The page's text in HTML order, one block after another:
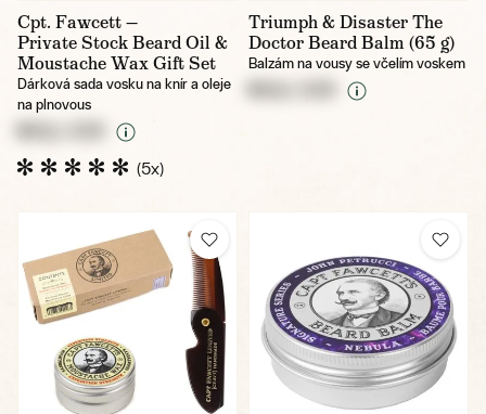
Cpt. Fawcett —
Private Stock Beard Oil &
Moustache Wax Gift Set
Dárková sada vosku na knír a oleje
na plnovous
(5x)
Triumph & Disaster The
Doctor Beard Balm (65 g)
Balzám na vousy se včelím voskem